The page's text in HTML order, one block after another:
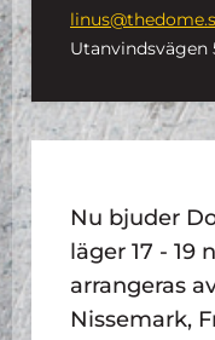
Utanvindsvägen
Nu bjuder
läger 17 - 19
arrangeras
Nissemark,